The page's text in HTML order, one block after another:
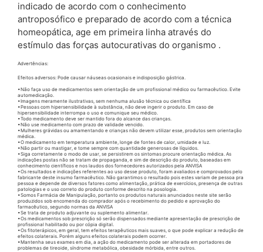
indicado de acordo com o conhecimento
antroposófico e preparado de acordo com a técnica
homeopática, age em primeira linha através do
estímulo das forças autocurativas do organismo .
Advertências:
Efeitos adversos: Pode causar náuseas ocasionais e indisposição gástrica.
•Não faça uso de medicamentos sem orientação de um profissional médico ou farmacêutico. Evite
automedicação.
•Imagens meramente ilustrativas, sem nenhuma alusão técnica ou científica
•Pessoas com hipersensibilidade à substância, não deve ingerir o produto. Em caso de
hipersensibilidade interrompa o uso e comunique seu médico.
•Todo medicamento deve ser mantido fora do alcance das crianças.
•Não use medicamento com prazo de validade vencido.
•Mulheres grávidas ou amamentando e crianças não devem utilizar esse, produtos sem orientação
médica.
•O medicamento em temperatura ambiente, longe de fontes de calor, umidade e luz.
•Não partir ou mastigar, e tome sempre com quantidade generosas de líquidos.
•Siga corretamente o modo de usar, se persistirem os sintomas procure orientação médica. As
indicações postas não se tratam de propaganda, e sim de descrição do produto, baseadas em
conhecimento científicos e nos laudos dos fornecedores autorizados pela ANVISA
•Os resultados e indicações referentes ao uso desse produto, foram avaliados e comprovados pelo
fabricante deste insumo farmacêutico. Não garantimos o resultado pois estes variam de pessoa pra
pessoa e depende de diversos fatores como alimentação, prática de exercícios, presença de outras
patologias e o uso correto do produto conforme descrito na posologia.
•Somos Farmácia de Manipulação, portanto os produtos naturais anunciados neste site serão
produzidos sob encomenda do comprador após o recebimento do pedido e aprovação do
farmacêutico, segundo normas da ANVISA
•Se trata de produto adjuvante ou suplemento alimentar.
•Os medicamentos sob prescrição só serão dispensados mediante apresentação de prescrição de
profissional habilitado ou por cópia digital.
•Os fitoterápicos, em geral, tem efeitos terapêuticos mais suaves, o que pode explicar a redução de
efeitos colaterais. Porém alguns efeitos colaterais podem ocorrer.
•Mantenha seus exames em dia, a ação do medicamento pode ser alterada em portadores de
problemas de tireoide, síndrome metabólica, obesidade mórbida, entre outros.